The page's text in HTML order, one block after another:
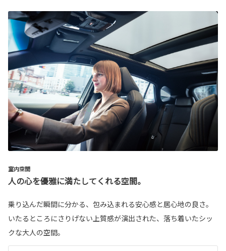
室内空間
人の心を優雅に満たしてくれる空間。
乗り込んだ瞬間に分かる、包み込まれる安心感と居心地の良さ。
いたるところにさりげない上質感が演出された、落ち着いたシッ
クな大人の空間。